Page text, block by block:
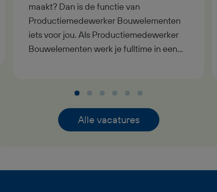
maakt? Dan is de functie van
Productiemedewerker Bouwelementen
iets voor jou. Als Productiemedewerker
Bouwelementen werk je fulltime in een
onderdelen samenstelt tot complete
ontvangt een bruto maandsalaris tussen
€2.800,- en €3.350,-, werkt in dagdienst
Alle vacatures